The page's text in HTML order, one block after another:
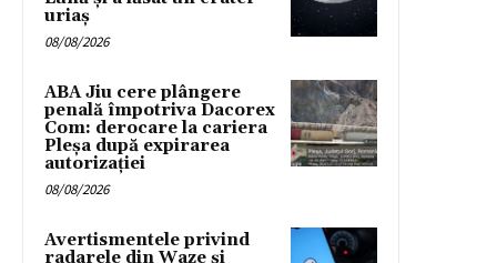
uriaș
08/08/2026
ABA Jiu cere plângere
penală împotriva Dacorex
Com: derocare la cariera
Pleșa după expirarea
autorizației
08/08/2026
Avertismentele privind
radarele din Waze și